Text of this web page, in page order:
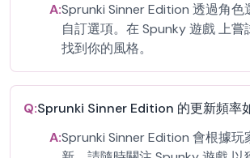
A:Sprunki Sinner Edition 透過角色
自訂選項。在 Spunky 遊戲 上嘗
找到你的風格。
Q:Sprunki Sinner Edition 的更新頻率
A:Sprunki Sinner Edition 會根據玩